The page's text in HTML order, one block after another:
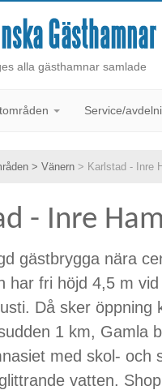
alla gästhamnar samlade
Service/
> Vänern > Karlstad - Inre
- Inre
gästbrygga nära
har fri höjd 4,5 m
Då sker
1 km, Gamla
med skol- och
vatten.